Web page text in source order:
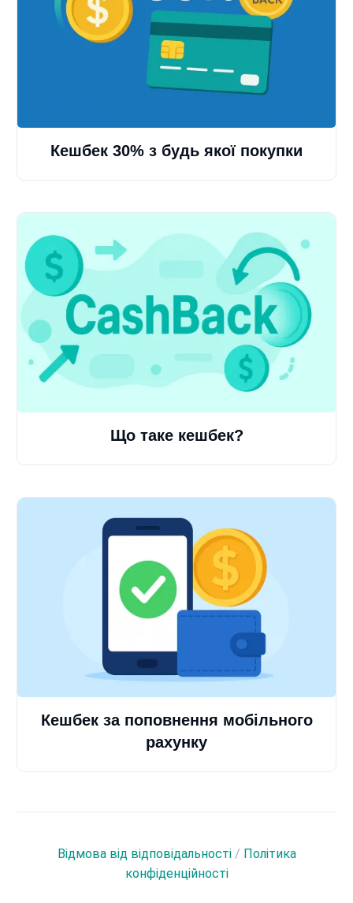
Кешбек 30% з будь якої покупки
Що таке кешбек?
Кешбек за поповнення мобільного
рахунку
Відмова від відповідальності/ Політика
конфіденційності